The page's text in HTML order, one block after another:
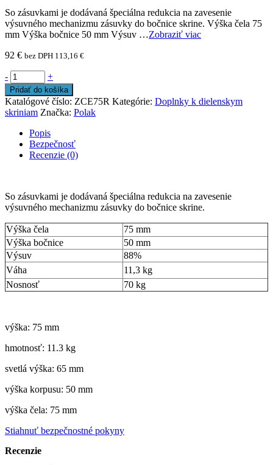
So zásuvkami je dodávaná špeciálna redukcia na zavesenie
výsuvného mechanizmu zásuvky do bočnice skrine. Výška čela 75
mm Výška bočnice 50 mm Výsuv …Zobraziť viac
92 € bez DPH 113,16 €
- +
Pridať do košíka
Katalógové číslo: ZCE75R Kategórie: Doplnky k dielenskym
skriniam Značka: Polak
Popis
Bezpečnosť
Recenzie (0)
So zásuvkami je dodávaná špeciálna redukcia na zavesenie
výsuvného mechanizmu zásuvky do bočnice skrine.
Výška čela
75 mm
Výška bočnice
50 mm
Výsuv
88%
Váha
11,3 kg
Nosnosť
70 kg
výška: 75 mm
hmotnosť: 11.3 kg
svetlá výška: 65 mm
výška korpusu: 50 mm
výška čela: 75 mm
Stiahnuť bezpečnostné pokyny
Recenzie